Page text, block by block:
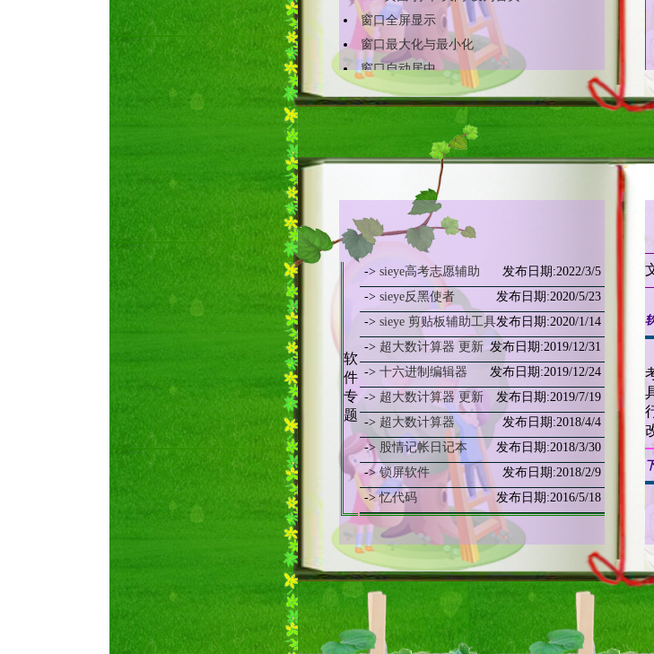
窗口最大化与最小化
窗口自动居中
鼠标感应渐显图片
js图片漂动效果例子
用css滤镜实现的图片透明度及渐变效...
CSS background-pos...
html中不同背景使用同一张png图...
鼠标拖拉自由缩放图片
JS控制图片水韵的渐现效果
动感超强的JS图片特效
body背景图片拉伸
跟随鼠标的文字
闪烁发光的文字
两种文字翻转效果
JS对HTML标签select的操作
常用HTML正则表达式
html常用代码
按时间段显示问候语
双击鼠标自动向下滚屏
文字颜色不断移动变化
文字在黑色背景中逐渐消失
html导航栏
跟随鼠标的*
用background-positi...
网页打印去掉页眉页脚并控制不想打印出...
卷动公告窗口
软
件
专
题
-> sieye高考志愿辅助
发布日期:2022/3/5
-> sieye反黑使者
发布日期:2020/5/23
-> sieye 剪贴板辅助工具发布日期:2020/1/14
-> 超大数计算器 更新 发布日期:2019/12/31
-> 十六进制编辑器
发布日期:2019/12/24
-> 超大数计算器 更新
发布日期:2019/7/19
-> 超大数计算器
发布日期:2018/4/4
-> 股情记帐日记本
发布日期:2018/3/30
->锁屏软件
发布日期:2018/2/9
->忆代码 发布日期:2016/5/18